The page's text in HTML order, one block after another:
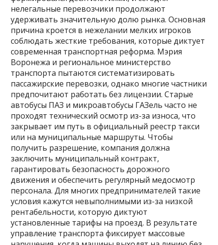
нелегальные перевозчики продолжают
удерживать значительную долю рынка. Основная
причина кроется в нежелании мелких игроков
соблюдать жесткие требования, которые диктует
современная транспортная реформа. Мэрия
Воронежа и региональное министерство
транспорта пытаются систематизировать
пассажирские перевозки, однако многие частники
предпочитают работать без лицензии. Старые
автобусы ПАЗ и микроавтобусы ГАЗель часто не
проходят технический осмотр из-за износа, что
закрывает им путь в официальный реестр такси
или на муниципальные маршруты. Чтобы
получить разрешение, компания должна
заключить муниципальный контракт,
гарантировать безопасность дорожного
движения и обеспечить регулярный медосмотр
персонала. Для многих предпринимателей такие
условия кажутся невыполнимыми из-за низкой
рентабельности, которую диктуют
установленные тарифы на проезд. В результате
управление транспорта фиксирует массовые